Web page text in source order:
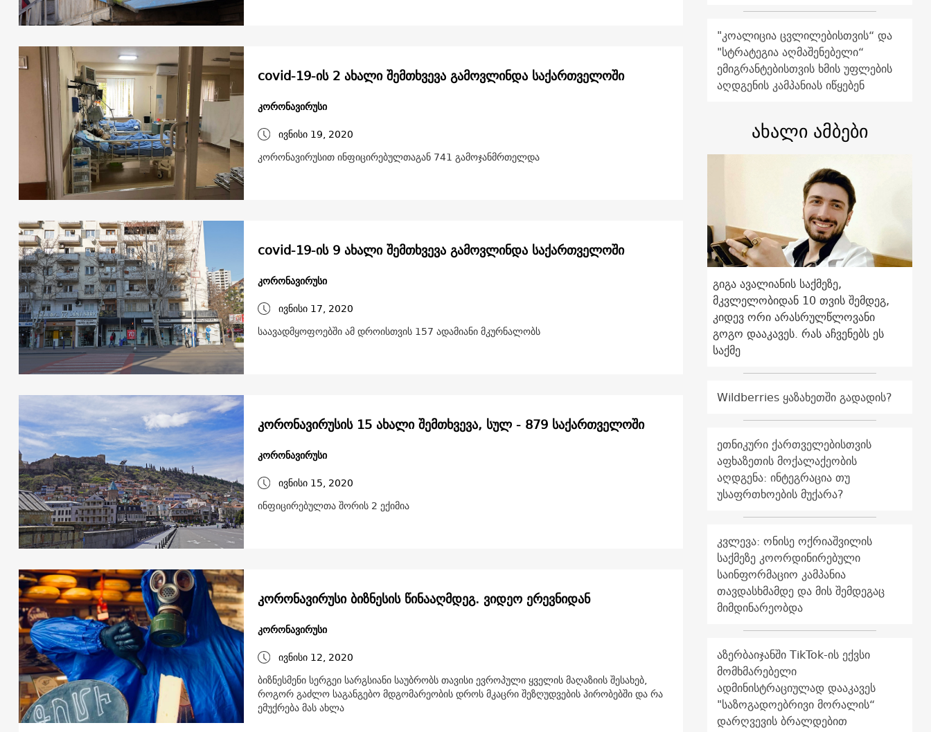
covid-19-ის 2 ახალი შემთხვევა გამოვლინდა საქართველოში
კორონავირუსი
ივნისი 19, 2020
კორონავირუსით ინფიცირებულთაგან 741 გამოჯანმრთელდა
covid-19-ის 9 ახალი შემთხვევა გამოვლინდა საქართველოში
კორონავირუსი
ივნისი 17, 2020
საავადმყოფოებში ამ დროისთვის 157 ადამიანი მკურნალობს
კორონავირუსის 15 ახალი შემთხვევა, სულ - 879 საქართველოში
კორონავირუსი
ივნისი 15, 2020
ინფიცირებულთა შორის 2 ექიმია
კორონავირუსი ბიზნესის წინააღმდეგ. ვიდეო ერევნიდან
კორონავირუსი
ივნისი 12, 2020
ბიზნესმენი სერგეი სარგსიანი საუბრობს თავისი ევროპული ყველის მაღაზიის შესახებ,
როგორ გაძლო საგანგებო მდგომარეობის დროს მკაცრი შეზღუდვების პირობებში და რა
ემუქრება მას ახლა
"კოალიცია ცვლილებისთვის“ და
"სტრატეგია აღმაშენებელი“
ემიგრანტებისთვის ხმის უფლების
აღდგენის კამპანიას იწყებენ
ახალი ამბები
გიგა ავალიანის საქმეზე,
მკვლელობიდან 10 თვის შემდეგ,
კიდევ ორი არასრულწლოვანი
გოგო დააკავეს. რას აჩვენებს ეს
საქმე
Wildberries ყაზახეთში გადადის?
ეთნიკური ქართველებისთვის
აფხაზეთის მოქალაქეობის
აღდგენა: ინტეგრაცია თუ
უსაფრთხოების მუქარა?
კვლევა: ონისე ოქრიაშვილის
საქმეზე კოორდინირებული
საინფორმაციო კამპანია
თავდასხმამდე და მის შემდეგაც
მიმდინარეობდა
აზერბაიჯანში TikTok-ის ექვსი
მომხმარებელი
ადმინისტრაციულად დააკავეს
"საზოგადოებრივი მორალის“
დარღვევის ბრალდებით